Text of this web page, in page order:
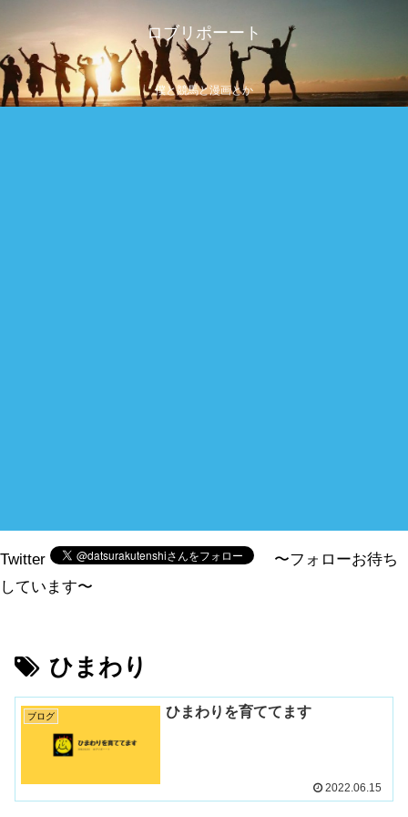
ロブリポーート
僕と競馬と漫画とか
Twitter
〜フォローお待ち
しています〜
ひまわり
ブログ ひまわりを育ててます
2022.06.15